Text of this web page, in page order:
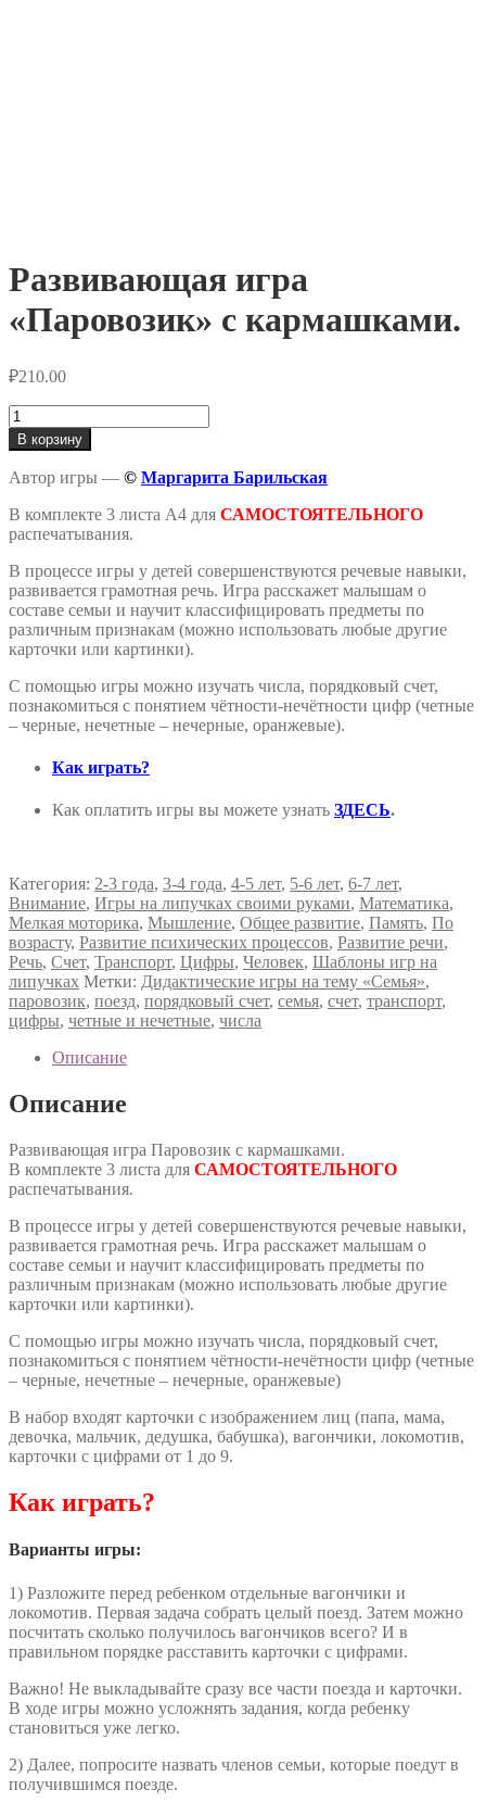
Развивающая игра
«Паровозик» с кармашками.
₽210.00
Количество
товара
Развивающая
игра
«Паровозик»
с
кармашками.
В корзину
Автор игры — © Маргарита Барильская
В комплекте 3 листа А4 для САМОСТОЯТЕЛЬНОГО
распечатывания.
В процессе игры у детей совершенствуются речевые навыки,
развивается грамотная речь. Игра расскажет малышам о
составе семьи и научит классифицировать предметы по
различным признакам (можно использовать любые другие
карточки или картинки).
С помощью игры можно изучать числа, порядковый счет,
познакомиться с понятием чётности-нечётности цифр (четные
– черные, нечетные – нечерные, оранжевые).
Как играть?
Как оплатить игры вы можете узнать ЗДЕСЬ.
Категория: 2-3 года, 3-4 года, 4-5 лет, 5-6 лет, 6-7 лет,
Внимание, Игры на липучках своими руками, Математика,
Мелкая моторика, Мышление, Общее развитие, Память, По
возрасту, Развитие психических процессов, Развитие речи,
Речь, Счет, Транспорт, Цифры, Человек, Шаблоны игр на
липучках Метки: Дидактические игры на тему «Семья»,
паровозик, поезд, порядковый счет, семья, счет, транспорт,
цифры, четные и нечетные, числа
Описание
Описание
Развивающая игра Паровозик с кармашками.
В комплекте 3 листа для САМОСТОЯТЕЛЬНОГО
распечатывания.
В процессе игры у детей совершенствуются речевые навыки,
развивается грамотная речь. Игра расскажет малышам о
составе семьи и научит классифицировать предметы по
различным признакам (можно использовать любые другие
карточки или картинки).
С помощью игры можно изучать числа, порядковый счет,
познакомиться с понятием чётности-нечётности цифр (четные
– черные, нечетные – нечерные, оранжевые)
В набор входят карточки с изображением лиц (папа, мама,
девочка, мальчик, дедушка, бабушка), вагончики, локомотив,
карточки с цифрами от 1 до 9.
Как играть?
Варианты игры:
1) Разложите перед ребенком отдельные вагончики и
локомотив. Первая задача собрать целый поезд. Затем можно
посчитать сколько получилось вагончиков всего? И в
правильном порядке расставить карточки с цифрами.
Важно! Не выкладывайте сразу все части поезда и карточки.
В ходе игры можно усложнять задания, когда ребенку
становиться уже легко.
2) Далее, попросите назвать членов семьи, которые поедут в
получившимся поезде.